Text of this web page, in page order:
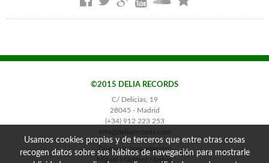
©2015 DELIA RECORDS
C/ Delicias, 19
28045 - Madrid
(+34) 912 223 253
info@deliarecords.com
Diseño y maquetación:
Miguel Martínez Madrid
Usamos cookies propias y de terceros que entre otras cosas
recogen datos sobre sus hábitos de navegación para mostrarle